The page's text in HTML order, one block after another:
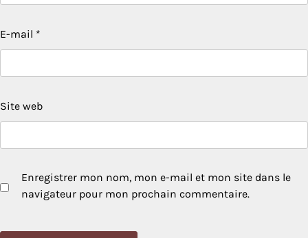
E-mail *
Site web
Enregistrer mon nom, mon e-mail et mon site dans le
navigateur pour mon prochain commentaire.